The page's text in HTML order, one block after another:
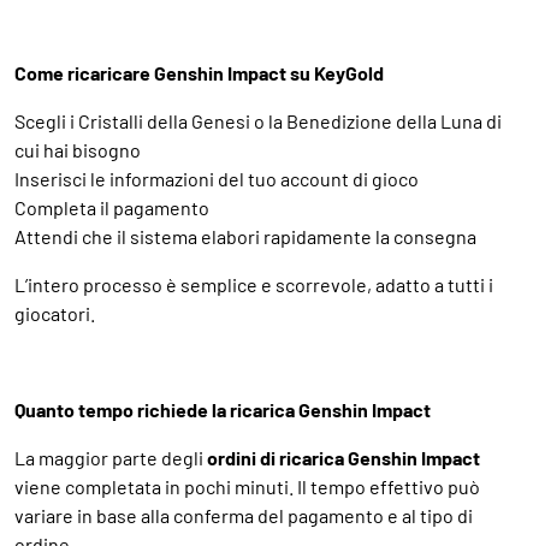
Come ricaricare Genshin Impact su KeyGold
Scegli i Cristalli della Genesi o la Benedizione della Luna di
cui hai bisogno
Inserisci le informazioni del tuo account di gioco
Completa il pagamento
Attendi che il sistema elabori rapidamente la consegna
L’intero processo è semplice e scorrevole, adatto a tutti i
giocatori.
Quanto tempo richiede la ricarica Genshin Impact
La maggior parte degli ordini di ricarica Genshin Impact
viene completata in pochi minuti. Il tempo effettivo può
variare in base alla conferma del pagamento e al tipo di